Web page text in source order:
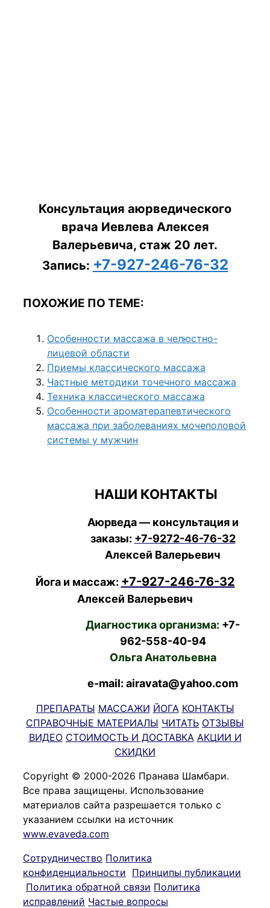
Консультация аюрведического
врача Иевлева Алексея
Валерьевича, стаж 20 лет.
Запись: +7-927-246-76-32
ПОХОЖИЕ ПО ТЕМЕ:
Особенности массажа в челюстно-
лицевой области
Приемы классического массажа
Частные методики точечного массажа
Техника классического массажа
Особенности ароматерапевтического
массажа при заболеваниях мочеполовой
системы у мужчин
НАШИ КОНТАКТЫ
Аюрведа — консультация и
заказы: +7-9272-46-76-32
Алексей Валерьевич
Йога и массаж: +7-927-246-76-32
Алексей Валерьевич
Диагностика организма: +7-
962-558-40-94
Ольга Анатольевна
e-mail: airavata@yahoo.com
ПРЕПАРАТЫ МАССАЖИ ЙОГА КОНТАКТЫ
СПРАВОЧНЫЕ МАТЕРИАЛЫ ЧИТАТЬ ОТЗЫВЫ
ВИДЕО СТОИМОСТЬ И ДОСТАВКА АКЦИИ И
СКИДКИ
Copyright © 2000-2026 Пранава Шамбари.
Все права защищены. Использование
материалов сайта разрешается только с
указанием ссылки на источник
www.evaveda.com
Сотрудничество Политика
конфиденциальности Принципы публикации
Политика обратной связи Политика
исправлений Частые вопросы